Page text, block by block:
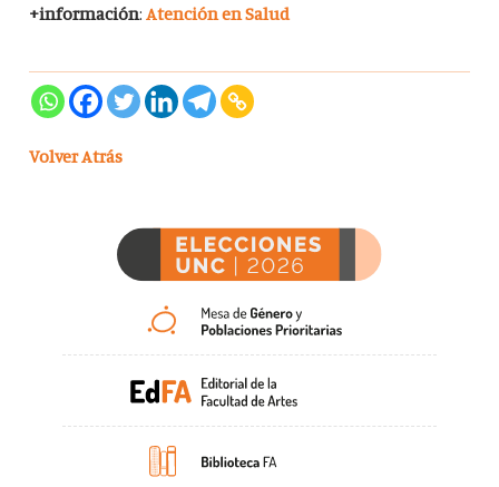
+información:Atención en Salud
Volver Atrás